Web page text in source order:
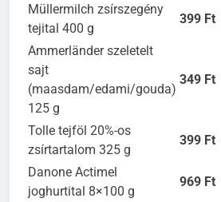
Müllermilch zsírszegény
tejital 400 g
399 Ft
Ammerländer szeletelt
sajt
(maasdam/edami/gouda)
125 g
349 Ft
Tolle tejföl 20%-os
zsírtartalom 325 g
399 Ft
Danone Actimel
joghurtital 8×100 g
969 Ft